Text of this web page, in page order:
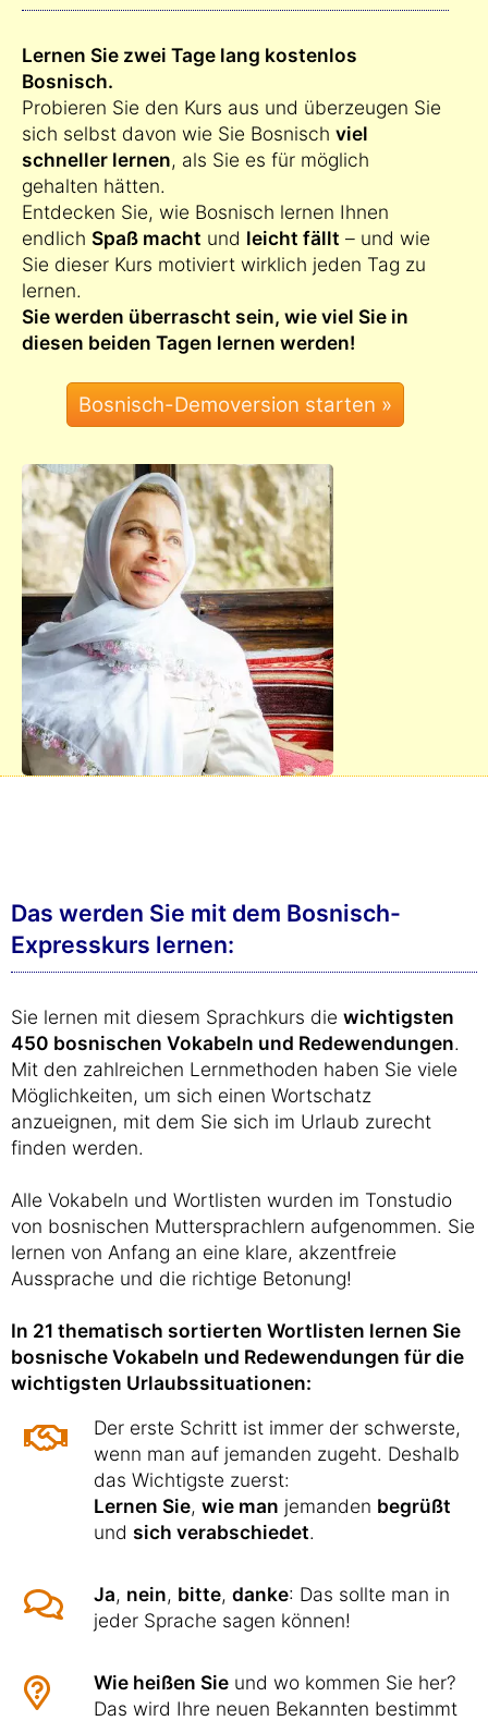
Lernen Sie zwei Tage lang kostenlos
Bosnisch.
Probieren Sie den Kurs aus und überzeugen Sie
sich selbst davon wie Sie Bosnisch viel
schneller lernen, als Sie es für möglich
gehalten hätten.
Entdecken Sie, wie Bosnisch lernen Ihnen
endlich Spaß macht und leicht fällt – und wie
Sie dieser Kurs motiviert wirklich jeden Tag zu
lernen.
Sie werden überrascht sein, wie viel Sie in
diesen beiden Tagen lernen werden!
Das werden Sie mit dem Bosnisch-
Expresskurs lernen:
Sie lernen mit diesem Sprachkurs die wichtigsten
450 bosnischen Vokabeln und Redewendungen.
Mit den zahlreichen Lernmethoden haben Sie viele
Möglichkeiten, um sich einen Wortschatz
anzueignen, mit dem Sie sich im Urlaub zurecht
finden werden.
Alle Vokabeln und Wortlisten wurden im Tonstudio
von bosnischen Muttersprachlern aufgenommen. Sie
lernen von Anfang an eine klare, akzentfreie
Aussprache und die richtige Betonung!
In 21 thematisch sortierten Wortlisten lernen Sie
bosnische Vokabeln und Redewendungen für die
wichtigsten Urlaubssituationen:
Der erste Schritt ist immer der schwerste,
wenn man auf jemanden zugeht. Deshalb
das Wichtigste zuerst:
Lernen Sie, wie man jemanden begrüßt
und sich verabschiedet.
Ja, nein, bitte, danke: Das sollte man in
jeder Sprache sagen können!
Wie heißen Sie und wo kommen Sie her?
Das wird Ihre neuen Bekannten bestimmt